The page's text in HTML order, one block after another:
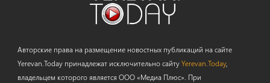
Авторские права на размещение новостных публикаций на сайте
Yerevan.Today принадлежат исключительно сайтуYerevan.Today,
владельцем которого является ООО «Медиа Плюс». При